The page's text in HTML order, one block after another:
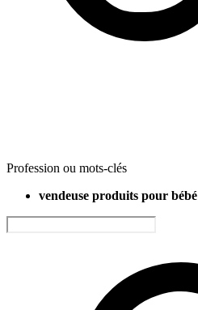
Profession ou mots-clés
vendeuse produits pour bébé